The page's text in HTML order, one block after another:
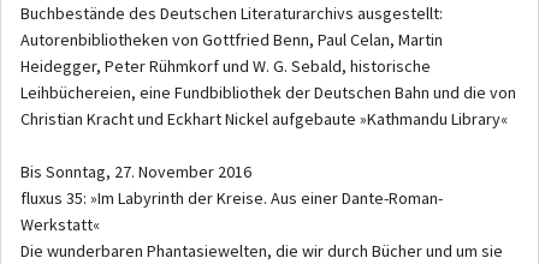
Buchbestände des Deutschen Literaturarchivs ausgestellt:
Autorenbibliotheken von Gottfried Benn, Paul Celan, Martin
Heidegger, Peter Rühmkorf und W. G. Sebald, historische
Leihbüchereien, eine Fundbibliothek der Deutschen Bahn und die von
Christian Kracht und Eckhart Nickel aufgebaute »Kathmandu Library«
Bis Sonntag, 27. November 2016
fluxus 35: »Im Labyrinth der Kreise. Aus einer Dante-Roman-
Werkstatt«
Die wunderbaren Phantasiewelten, die wir durch Bücher und um sie